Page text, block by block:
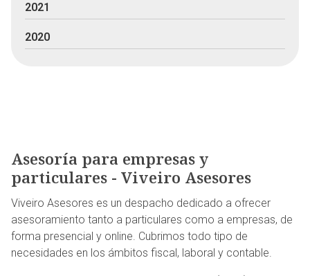
2021
2020
Asesoría para empresas y
particulares - Viveiro Asesores
Viveiro Asesores es un despacho dedicado a ofrecer
asesoramiento tanto a particulares como a empresas, de
forma presencial y online. Cubrimos todo tipo de
necesidades en los ámbitos fiscal, laboral y contable.